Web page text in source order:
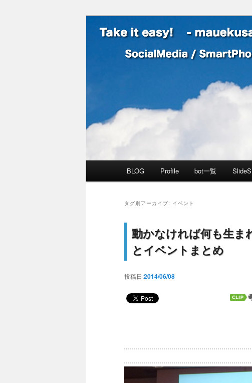
Take it easy! –
メインコンテンツへ移動
サブコンテンツへ移動
BLOG Profile bot一覧
タグ別アーカイブ: イベント
動かなければ何も生
とイベントまとめ
投稿日:2014/06/08